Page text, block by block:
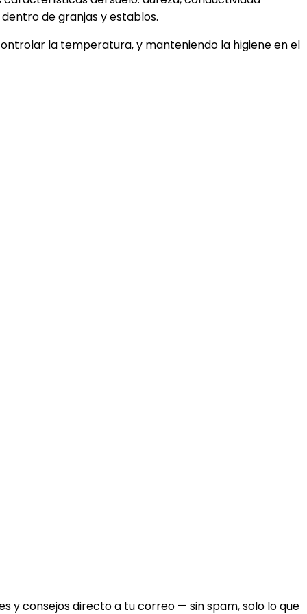
de granjas y establos.
la temperatura, y manteniendo la higiene en el
y consejos directo a tu correo — sin spam, solo lo que